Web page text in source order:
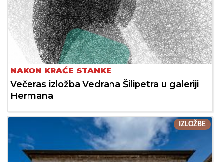
NAKON KRAĆE STANKE
Večeras izložba Vedrana Šilipetra u galeriji
Hermana
IZLOŽBE